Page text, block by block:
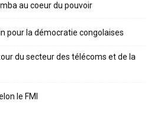
au coeur du pouvoir
pour la démocratie congolaises
du secteur des télécoms et de la
le FMI